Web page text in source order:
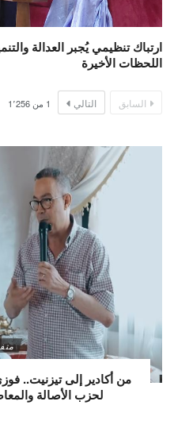
ارتباك تنظيمي يُجبر العدالة
اللحظات الأخيرة
السابق التالي 1 من 1٬256
من أكادير إلى تيزنيت..
لحزب الأصالة